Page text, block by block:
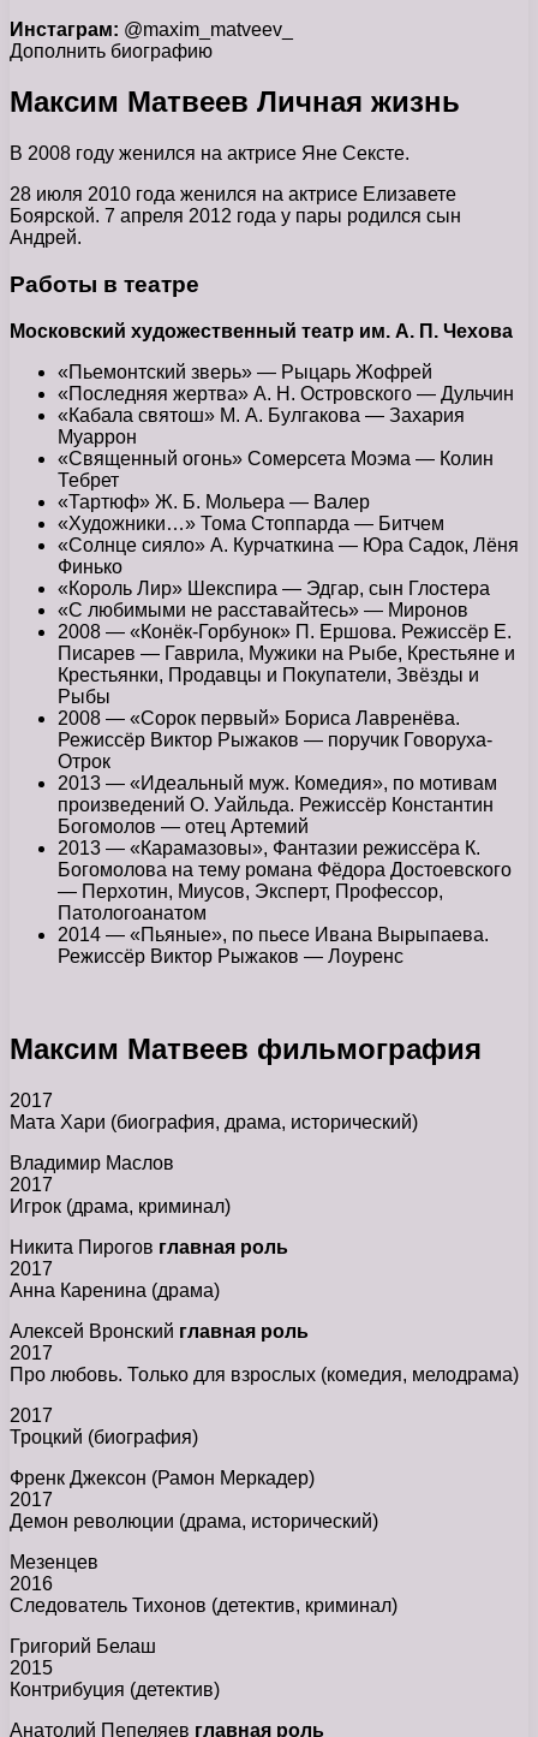
Инстаграм: @maxim_matveev_
Дополнить биографию
Максим Матвеев Личная жизнь
В 2008 году женился на актрисе Яне Сексте.
28 июля 2010 года женился на актрисе Елизавете
Боярской. 7 апреля 2012 года у пары родился сын
Андрей.
Работы в театре
Московский художественный театр им. А. П. Чехова
«Пьемонтский зверь» — Рыцарь Жофрей
«Последняя жертва» А. Н. Островского — Дульчин
«Кабала святош» М. А. Булгакова — Захария
Муаррон
«Священный огонь» Сомерсета Моэма — Колин
Тебрет
«Тартюф» Ж. Б. Мольера — Валер
«Художники…» Тома Стоппарда — Битчем
«Солнце сияло» А. Курчаткина — Юра Садок, Лёня
Финько
«Король Лир» Шекспира — Эдгар, сын Глостера
«С любимыми не расставайтесь» — Миронов
2008 — «Конёк-Горбунок» П. Ершова. Режиссёр Е.
Писарев — Гаврила, Мужики на Рыбе, Крестьяне и
Крестьянки, Продавцы и Покупатели, Звёзды и
Рыбы
2008 — «Сорок первый» Бориса Лавренёва.
Режиссёр Виктор Рыжаков — поручик Говоруха-
Отрок
2013 — «Идеальный муж. Комедия», по мотивам
произведений О. Уайльда. Режиссёр Константин
Богомолов — отец Артемий
2013 — «Карамазовы», Фантазии режиссёра К.
Богомолова на тему романа Фёдора Достоевского
— Перхотин, Миусов, Эксперт, Профессор,
Патологоанатом
2014 — «Пьяные», по пьесе Ивана Вырыпаева.
Режиссёр Виктор Рыжаков — Лоуренс
Максим Матвеев фильмография
2017
Мата Хари (биография, драма, исторический)
Владимир Маслов
2017
Игрок (драма, криминал)
Никита Пирогов главная роль
2017
Анна Каренина (драма)
Алексей Вронский главная роль
2017
Про любовь. Только для взрослых (комедия, мелодрама)
2017
Троцкий (биография)
Френк Джексон (Рамон Меркадер)
2017
Демон революции (драма, исторический)
Мезенцев
2016
Следователь Тихонов (детектив, криминал)
Григорий Белаш
2015
Контрибуция (детектив)
Анатолий Пепеляев главная роль